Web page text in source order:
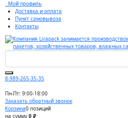
Мой профиль
Доставка и оплата
Пункт самовывоза
Контакты
8-989-265-35-35
Пн-Пт: 9:00-18:00
Заказать обратный звонок
Корзина0 позиций
на сумму 0 ₽